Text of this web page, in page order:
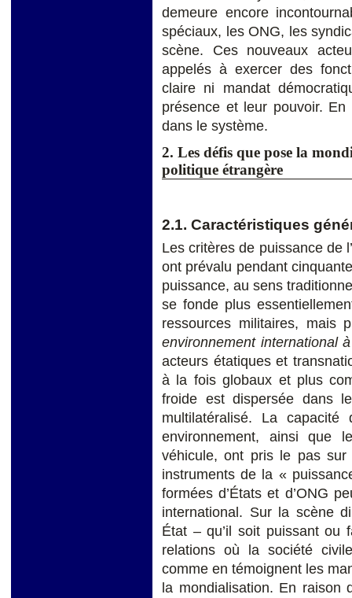
demeure encore
spéciaux, les ONG, les
scène. Ces nouveaux
appelés à exercer des
claire ni mandat
présence et leur pouvoir.
dans le système.
2. Les défis que pose la
politique étrangère
2.1. Caractéristiques
Les critères de puissance de
ont prévalu pendant
puissance, au sens
se fonde plus
ressources militaires, mais
environnement international
acteurs étatiques et
à la fois globaux et plus
froide est dispersée dans
multilatéralisé. La
environnement, ainsi que
véhicule, ont pris le pas
instruments de la «
formées d’États et d’ONG
international. Sur la scène
État – qu’il soit puissant
relations où la société
comme en témoignent les
la mondialisation. En raison